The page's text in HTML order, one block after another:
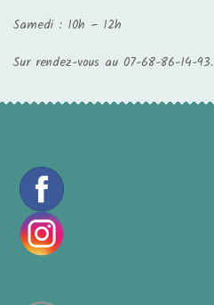
Samedi : 10h – 12h
Sur rendez-vous au 07-68-86-14-93.